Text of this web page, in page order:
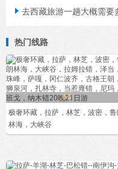
 去西藏旅游一趟大概需要
热门线路
¥ 0
极奢环藏，拉萨，林芝，波密，鲁
林海，大峡谷